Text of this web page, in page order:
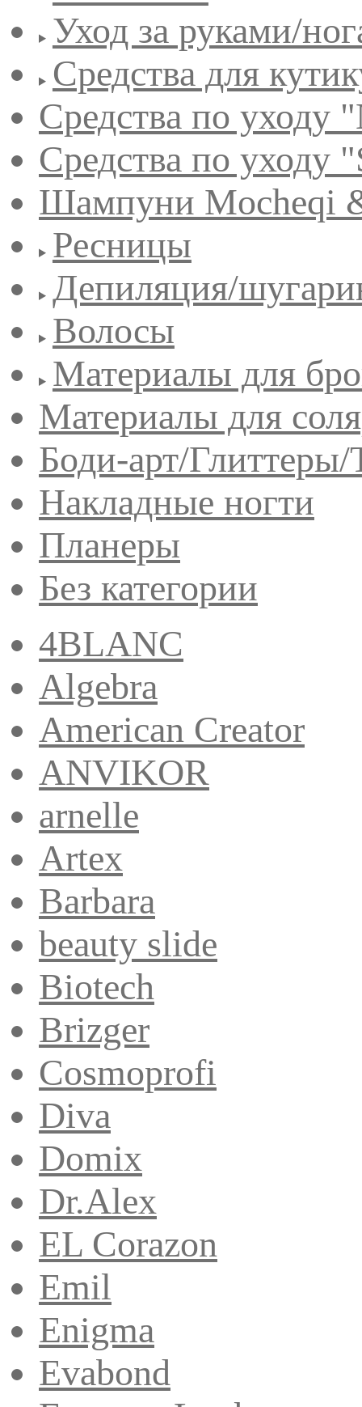
Уход за руками/
Средства для
Средства по уходу
Средства по уходу
Шампуни Mocheqi
Ресницы
Депиляция/
Волосы
Материалы для
Материалы для
Боди-арт/
Накладные ногти
Планеры
Без категории
4BLANC
Algebra
American Creator
ANVIKOR
arnelle
Artex
Barbara
beauty slide
Biotech
Brizger
Cosmoprofi
Diva
Domix
Dr.Alex
EL Corazon
Emil
Enigma
Evabond